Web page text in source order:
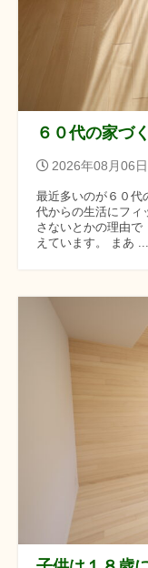
６０代の家づ
2026年08月06日
最近多いのが６０代
代からの生活にフィ
さないとかの理由で
えています。 まあ